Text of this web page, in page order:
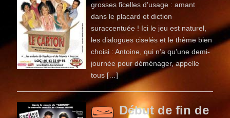
grosses ficelles d’usage : amant
dans le placard et diction
suraccentuée ! Ici le jeu est naturel,
les dialogues ciselés et le thème bien
choisi : Antoine, qui n’a qu’une demi-
journée pour déménager, appelle
tous […]
Début de fin de